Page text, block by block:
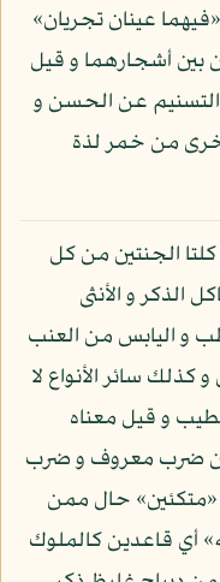
عينان تجريان»
بين أشجارهما و قيل
التسنيم عن الحسن و
من خمر لذة
الجنتين من كل
الذكر و الأنثى
و اليابس من العنب
كذلك سائر الأنواع لا
و قيل معناه
ضرب معروف و ضرب
«متكئين» حال ممن
أي قاعدين كالملوك